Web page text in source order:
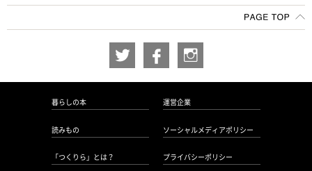
暮らしの本
読みもの
「つくりら」とは？
運営企業
ソーシャルメディアポリシー
プライバシーポリシー